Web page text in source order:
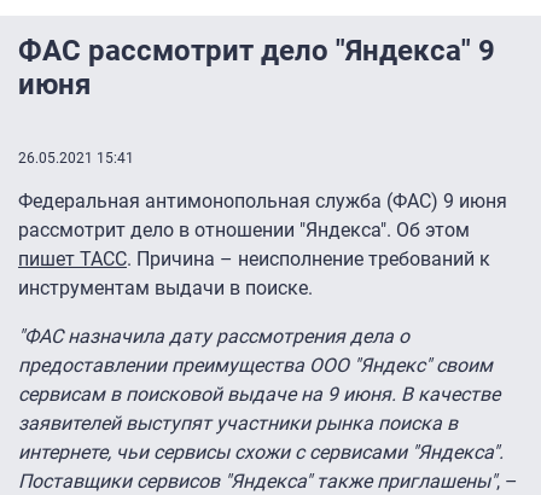
ФАС рассмотрит дело "Яндекса" 9
июня
26.05.2021 15:41
Федеральная антимонопольная служба (ФАС) 9 июня
рассмотрит дело в отношении "Яндекса". Об этом
пишет ТАСС. Причина – неисполнение требований к
инструментам выдачи в поиске.
"ФАС назначила дату рассмотрения дела о
предоставлении преимущества ООО "Яндекс" своим
сервисам в поисковой выдаче на 9 июня. В качестве
заявителей выступят участники рынка поиска в
интернете, чьи сервисы схожи с сервисами "Яндекса".
Поставщики сервисов "Яндекса" также приглашены", –